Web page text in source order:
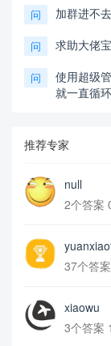
问 加群进不
问 求助大佬
问
使用超级
就一直循
推荐专家
null
2个答案
37个答
xiaowu
3个答案